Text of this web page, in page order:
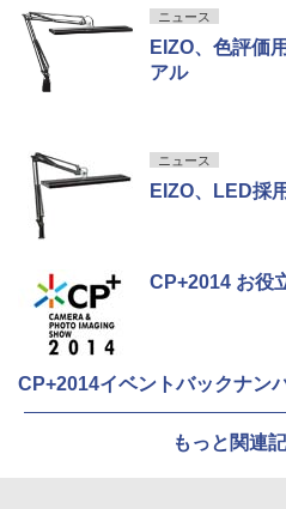
ニュース
EIZO、色評価
アル
ニュース
EIZO、LED採
CP+2014 お役
CP+2014イベントバックナン
もっと関連